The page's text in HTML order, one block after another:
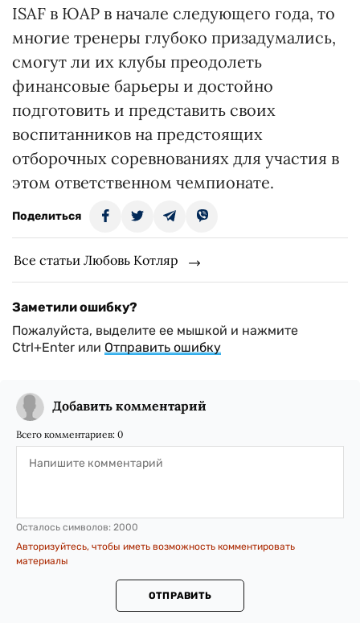
ISAF в ЮАР в начале следующего года, то
многие тренеры глубоко призадумались,
смогут ли их клубы преодолеть
финансовые барьеры и достойно
подготовить и представить своих
воспитанников на предстоящих
отборочных соревнованиях для участия в
этом ответственном чемпионате.
Поделиться
Все статьи Любовь Котляр
Заметили ошибку?
Пожалуйста, выделите ее мышкой и нажмите
Ctrl+Enter или Отправить ошибку
Добавить комментарий
Всего комментариев: 0
Осталось символов: 2000
Авторизуйтесь, чтобы иметь возможность комментировать
материалы
ОТПРАВИТЬ